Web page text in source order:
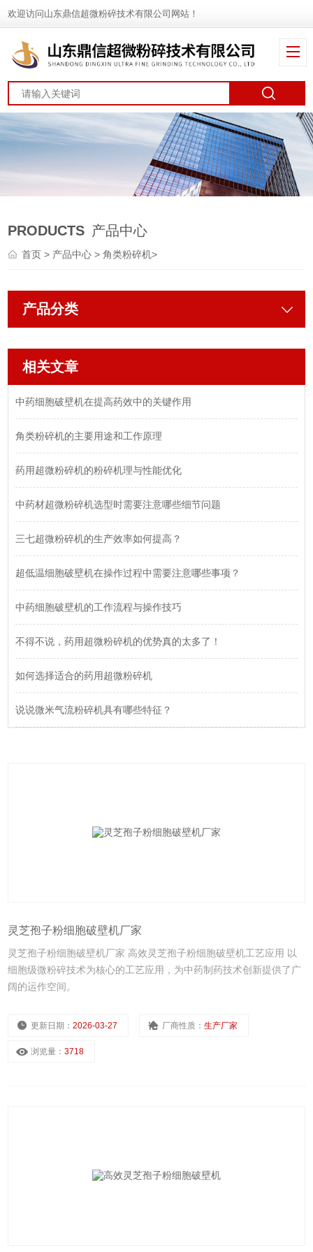
欢迎访问山东鼎信超微粉碎技术有限公司网站！
PRODUCTS 产品中心
首页> 产品中心>角类粉碎机>
产品分类
相关文章
中药细胞破壁机在提高药效中的关键作用
角类粉碎机的主要用途和工作原理
药用超微粉碎机的粉碎机理与性能优化
中药材超微粉碎机选型时需要注意哪些细节问题
三七超微粉碎机的生产效率如何提高？
超低温细胞破壁机在操作过程中需要注意哪些事项？
中药细胞破壁机的工作流程与操作技巧
不得不说，药用超微粉碎机的优势真的太多了！
如何选择适合的药用超微粉碎机
说说微米气流粉碎机具有哪些特征？
灵芝孢子粉细胞破壁机厂家
灵芝孢子粉细胞破壁机厂家 高效灵芝孢子粉细胞破壁机工艺应用 以
细胞级微粉碎技术为核心的工艺应用，为中药制药技术创新提供了广
阔的运作空间。
更新日期：2026-03-27 厂商性质：生产厂家
浏览量：3718